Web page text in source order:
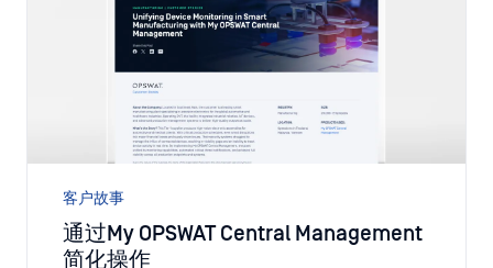
客户故事
通过My OPSWAT Central Management
简化操作